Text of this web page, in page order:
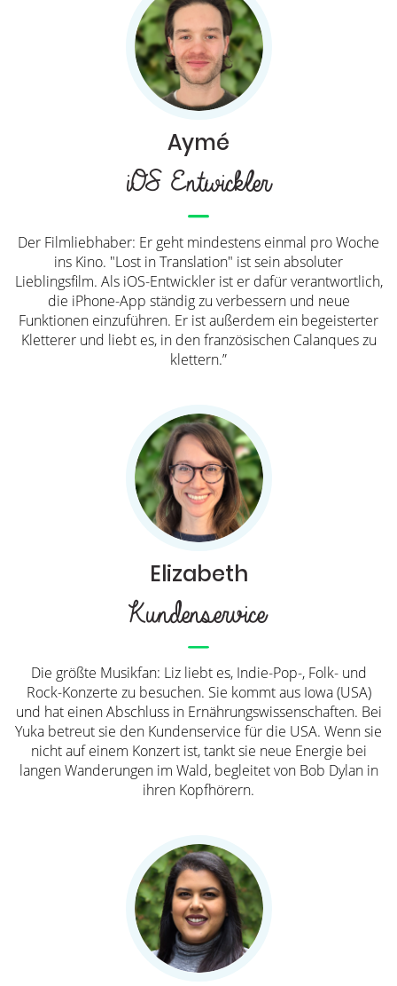
Aymé
iOS Entwickler
Der Filmliebhaber: Er geht mindestens einmal pro Woche
ins Kino. "Lost in Translation" ist sein absoluter
Lieblingsfilm. Als iOS-Entwickler ist er dafür verantwortlich,
die iPhone-App ständig zu verbessern und neue
Funktionen einzuführen. Er ist außerdem ein begeisterter
Kletterer und liebt es, in den französischen Calanques zu
klettern.”
Elizabeth
Kundenservice
Die größte Musikfan: Liz liebt es, Indie-Pop-, Folk- und
Rock-Konzerte zu besuchen. Sie kommt aus Iowa (USA)
und hat einen Abschluss in Ernährungswissenschaften. Bei
Yuka betreut sie den Kundenservice für die USA. Wenn sie
nicht auf einem Konzert ist, tankt sie neue Energie bei
langen Wanderungen im Wald, begleitet von Bob Dylan in
ihren Kopfhörern.